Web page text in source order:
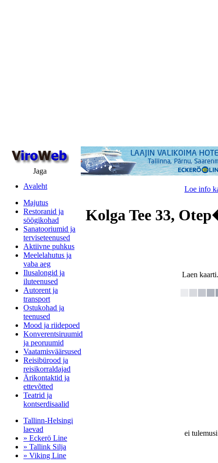
Jaga
Avaleht
Majutus
Restoranid ja
söögikohad
Sanatooriumid ja
terviseteenused
Aktiivne puhkus
Meelelahutus ja
vaba aeg
Ilusalongid ja
iluteenused
Autorent ja
transport
Ostukohad ja
teenused
Mood ja riidepoed
Konverentsiruumid
ja peoruumid
Vaatamisväärsused
Reisibürood ja
reisikorraldajad
Ärikontaktid ja
ettevõtted
Teatrid ja
kontserdisaalid
Tallinn-Helsingi
laevad
» Eckerö Line
» Tallink Silja
» Viking Line
Loe info
Kolga Tee 33,
Laen
ei